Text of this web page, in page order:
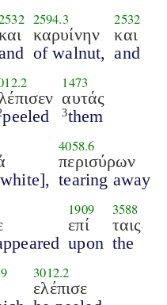
2594.3
καρυίνην
of walnut,
2532
και
and
peeled
1473
αυτάς
3them
4058.6
περισύρων
tearing away
1909
επί
upon
3588
ταις
the
3012.2
ελέπισε